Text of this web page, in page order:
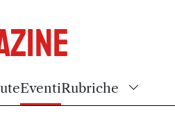
EventiRubriche